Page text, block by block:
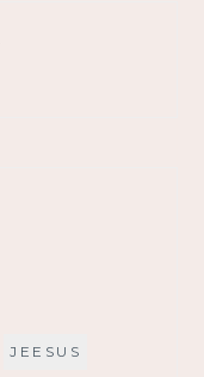
JEESUS